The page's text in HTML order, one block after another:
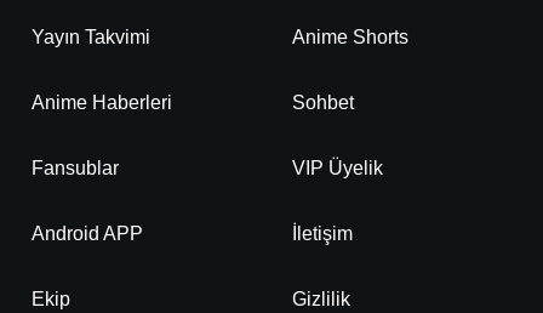
Yayın Takvimi Anime Shorts
Anime Haberleri Sohbet
Fansublar VIP Üyelik
Android APP İletişim
Ekip Gizlilik